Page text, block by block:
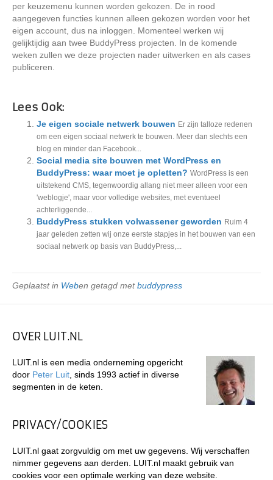
per keuzemenu kunnen worden gekozen. De in rood
aangegeven functies kunnen alleen gekozen worden voor het
eigen account, dus na inloggen. Momenteel werken wij
gelijktijdig aan twee BuddyPress projecten. In de komende
weken zullen we deze projecten nader uitwerken en als cases
publiceren.
Lees Ook:
Je eigen sociale netwerk bouwen Er zijn talloze redenen
om een eigen sociaal netwerk te bouwen. Meer dan slechts een
blog en minder dan Facebook...
Social media site bouwen met WordPress en
BuddyPress: waar moet je opletten? WordPress is een
uitstekend CMS, tegenwoordig allang niet meer alleen voor een
'weblogje', maar voor volledige websites, met eventueel
achterliggende...
BuddyPress stukken volwassener geworden Ruim 4
jaar geleden zetten wij onze eerste stapjes in het bouwen van een
sociaal netwerk op basis van BuddyPress,...
Geplaatst in Weben getagd metbuddypress
OVER LUIT.NL
LUIT.nl is een media onderneming opgericht
door Peter Luit, sinds 1993 actief in diverse
segmenten in de keten.
PRIVACY/COOKIES
LUIT.nl gaat zorgvuldig om met uw gegevens. Wij verschaffen
nimmer gegevens aan derden. LUIT.nl maakt gebruik van
cookies voor een optimale werking van deze website.